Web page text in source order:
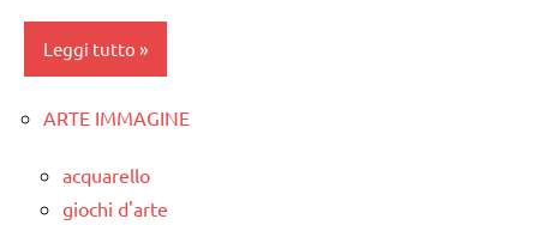
d'arte
GUIDA
DIDATTICA
Leggi tutto
classi
ARTE IMMAGINE
acquarello
giochi d'arte